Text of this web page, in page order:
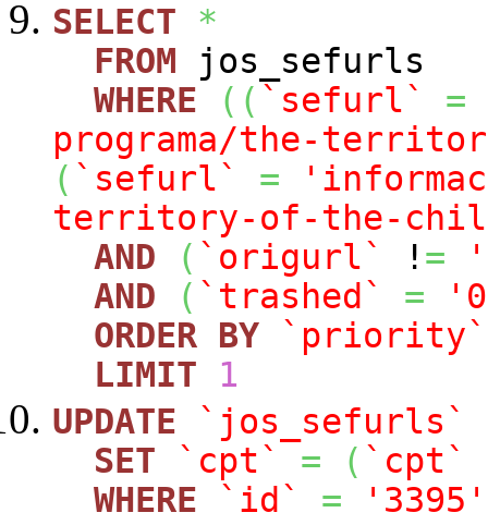
SELECT
*
FROM jos_sefurls
WHERE
( ( `sefurl` =
programa/the-
( `sefurl` =
territory-of-the-
AND
( `origurl` ! =
AND
( `trashed` =
ORDER BY
`priority`
LIMIT
1
UPDATE
`jos_sefurls`
SET
`cpt` = ( `cpt`
WHERE
`id` =
'3395'